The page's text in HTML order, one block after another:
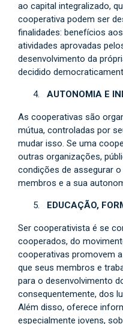
ao capital integralizado,
cooperativa podem ser
finalidades: benefícios
atividades aprovadas
desenvolvimento da
decidido
AUTONOMIA E
As cooperativas são
mútua, controladas por
mudar isso. Se uma
outras organizações,
condições de assegurar
membros e a sua
EDUCAÇÃO,
Ser cooperativista é se
cooperados, do
cooperativas promovem
que seus membros e
para o desenvolvimento
consequentemente, dos
Além disso, oferece
especialmente jovens,